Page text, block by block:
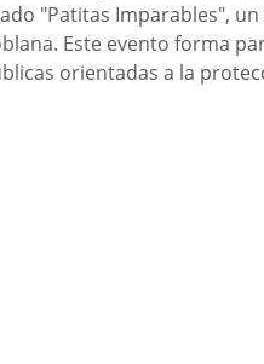
"Patitas Imparables",
Este evento forma
orientadas a la